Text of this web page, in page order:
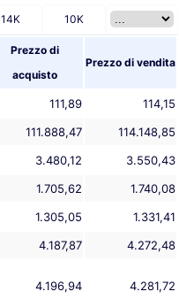
14K 10K
Prezzo di
acquisto
Prezzo di vendita
111,89
114,15
111.888,47
114.148,85
3.480,12
3.550,43
1.705,62
1.740,08
1.305,05
1.331,41
4.187,87
4.272,48
4.196,94 4.281,72